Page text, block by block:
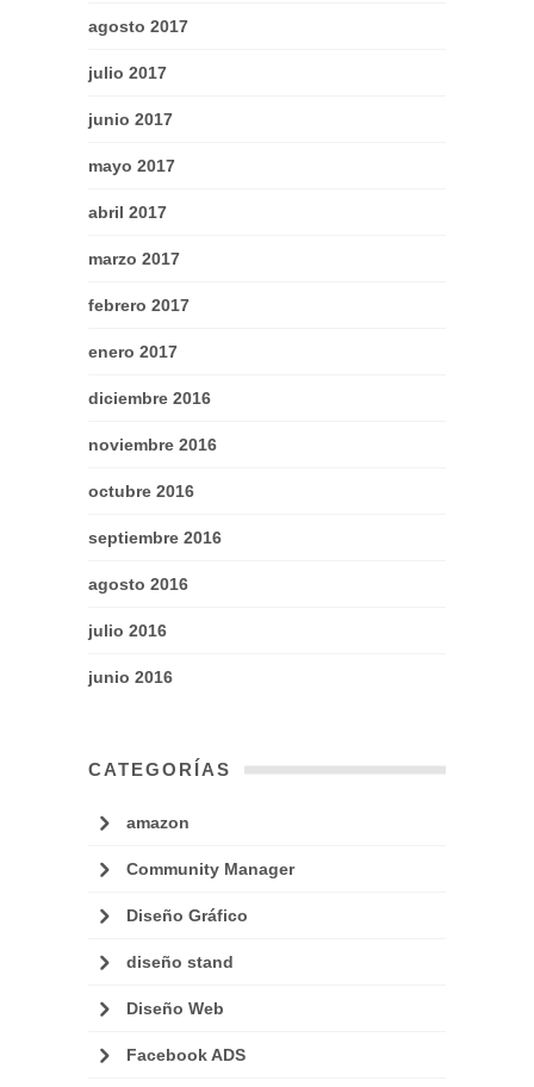
agosto 2017
julio 2017
junio 2017
mayo 2017
abril 2017
marzo 2017
febrero 2017
enero 2017
diciembre 2016
noviembre 2016
octubre 2016
septiembre 2016
agosto 2016
julio 2016
junio 2016
CATEGORÍAS
amazon
Community Manager
Diseño Gráfico
diseño stand
Diseño Web
Facebook ADS